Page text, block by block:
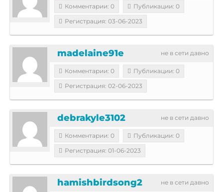
Комментарии: 0
Публикации: 0
Регистрация: 03-06-2023
не в сети давно
madelaine91e
Комментарии: 0
Публикации: 0
Регистрация: 02-06-2023
не в сети давно
debrakyle3102
Комментарии: 0
Публикации: 0
Регистрация: 01-06-2023
не в сети давно
hamishbirdsong2